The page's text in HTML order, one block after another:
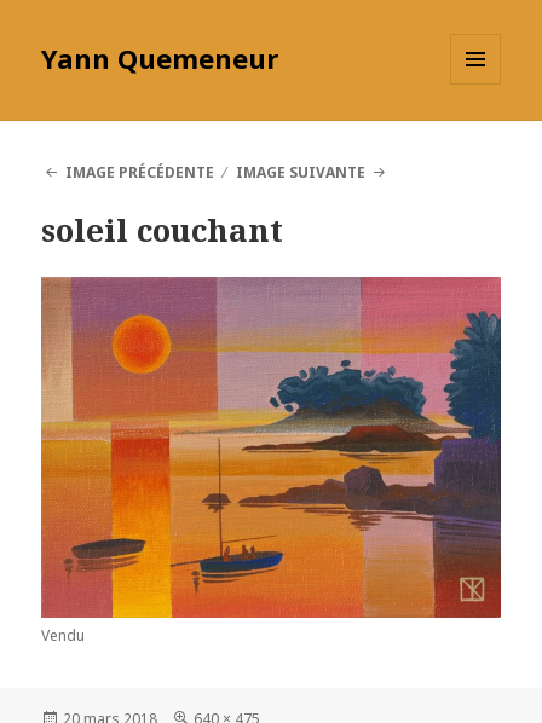
Yann Quemeneur
IMAGE PRÉCÉDENTE
IMAGE SUIVANTE
soleil couchant
Vendu